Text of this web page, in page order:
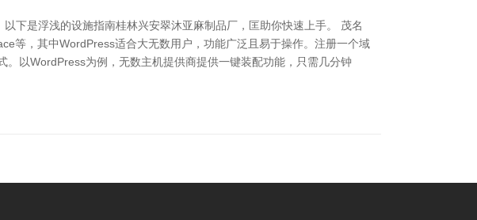
下是浮浅的设施指南桂林兴安翠沐亚麻制品厂，匡助你快速上手。 茂名
等，其中WordPress适合大无数用户，功能广泛且易于操作。注册一个域
以WordPress为例，无数主机提供商提供一键装配功能，只需几分钟